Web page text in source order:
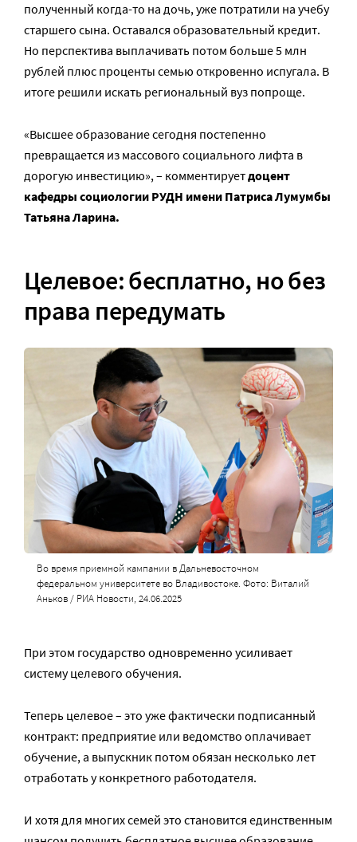
полученный когда-то на дочь, уже потратили на учебу
старшего сына. Оставался образовательный кредит.
Но перспектива выплачивать потом больше 5 млн
рублей плюс проценты семью откровенно испугала. В
итоге решили искать региональный вуз попроще.
«Высшее образование сегодня постепенно
превращается из массового социального лифта в
дорогую инвестицию», – комментируетдоцент
кафедры социологии РУДН имени Патриса Лумумбы
Татьяна Ларина.
Целевое: бесплатно, но без
права передумать
Во время приемной кампании в Дальневосточном
федеральном университете во Владивостоке. Фото: Виталий
Аньков / РИА Новости, 24.06.2025
При этом государство одновременно усиливает
систему целевого обучения.
Теперь целевое – это уже фактически подписанный
контракт: предприятие или ведомство оплачивает
обучение, а выпускник потом обязан несколько лет
отработать у конкретного работодателя.
И хотя для многих семей это становится единственным